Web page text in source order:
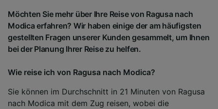
Möchten Sie mehr über Ihre Reise von Ragusa nach
Modica erfahren? Wir haben einige der am häufigsten
gestellten Fragen unserer Kunden gesammelt, um Ihnen
bei der Planung Ihrer Reise zu helfen.
Wie reise ich von Ragusa nach Modica?
Sie können im Durchschnitt in 21 Minuten von Ragusa
nach Modica mit dem Zug reisen, wobei die